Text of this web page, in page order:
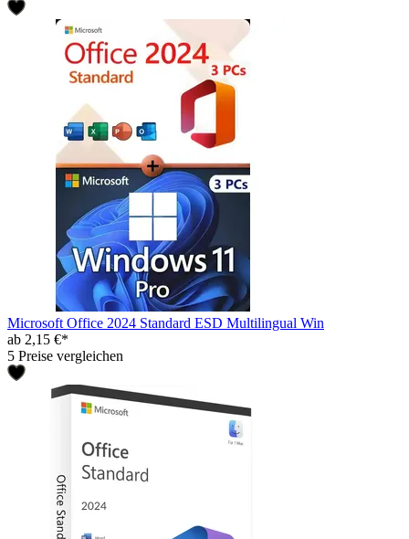
Microsoft Office 2024 Standard ESD Multilingual Win
ab 2,15 €*
5 Preise vergleichen